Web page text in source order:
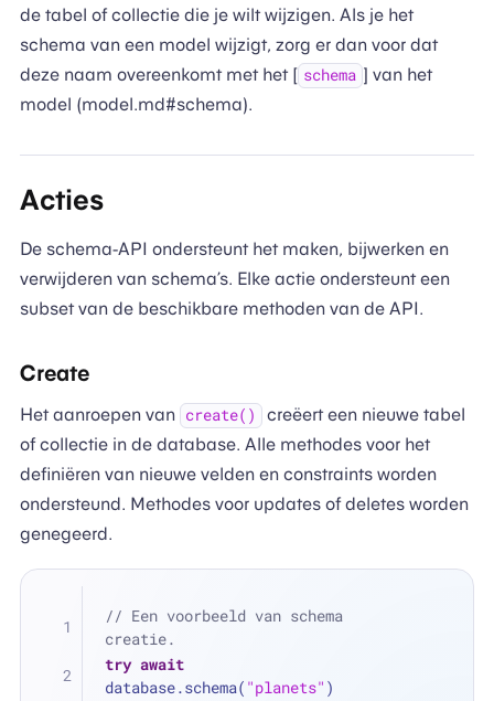
de tabel of collectie die je wilt wijzigen. Als je het
schema van een model wijzigt, zorg er dan voor dat
deze naam overeenkomt met het [ schema ] van het
model (model.md#schema).
Acties
De schema-API ondersteunt het maken, bijwerken en
verwijderen van schema’s. Elke actie ondersteunt een
subset van de beschikbare methoden van de API.
Create
Het aanroepen van create()
creëert een nieuwe tabel
of collectie in de database. Alle methodes voor het
definiëren van nieuwe velden en constraints worden
ondersteund. Methodes voor updates of deletes worden
genegeerd.
// Een voorbeeld van schema
creatie.
try await
database.schema( "planets" )